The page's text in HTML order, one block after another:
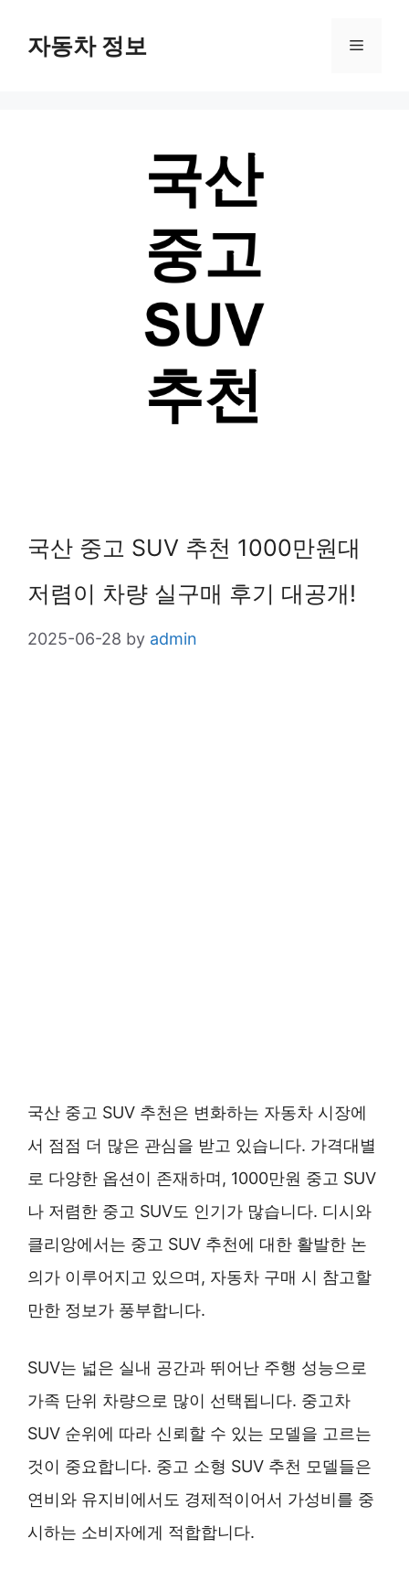
자동차 정보 Menu
국산 중고 SUV 추천 1000만원대
저렴이 차량 실구매 후기 대공개!
2025-06-28 by admin
국산 중고 SUV 추천은 변화하는 자동차 시장에
서 점점 더 많은 관심을 받고 있습니다. 가격대별
로 다양한 옵션이 존재하며, 1000만원 중고 SUV
나 저렴한 중고 SUV도 인기가 많습니다. 디시와
클리앙에서는 중고 SUV 추천에 대한 활발한 논
의가 이루어지고 있으며, 자동차 구매 시 참고할
만한 정보가 풍부합니다.
SUV는 넓은 실내 공간과 뛰어난 주행 성능으로
가족 단위 차량으로 많이 선택됩니다. 중고차
SUV 순위에 따라 신뢰할 수 있는 모델을 고르는
것이 중요합니다. 중고 소형 SUV 추천 모델들은
연비와 유지비에서도 경제적이어서 가성비를 중
시하는 소비자에게 적합합니다.